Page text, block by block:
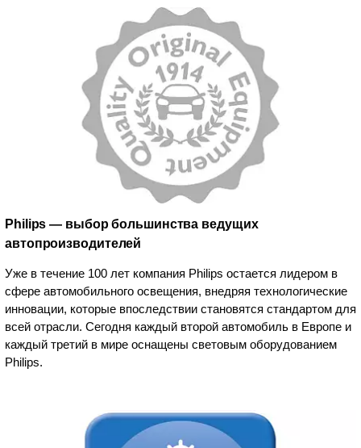
Philips — выбор большинства ведущих
автопроизводителей
Уже в течение 100 лет компания Philips остается лидером в
сфере автомобильного освещения, внедряя технологические
инновации, которые впоследствии становятся стандартом для
всей отрасли. Сегодня каждый второй автомобиль в Европе и
каждый третий в мире оснащены световым оборудованием
Philips.